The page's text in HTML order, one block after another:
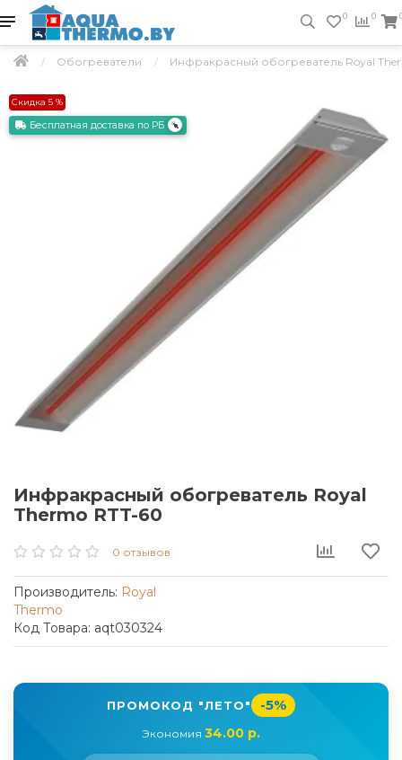
0 0
Обогреватели Инфракрасный обогреватель Royal
Скидка 5 %
Бесплатная доставка по РБ
Инфракрасный обогреватель Royal
Thermo RTT-60
0 отзывов
Производитель: Royal
Thermo
Код Товара: aqt030324
ПРОМОКОД "ЛЕТО" -5%
Экономия 34.00 р.